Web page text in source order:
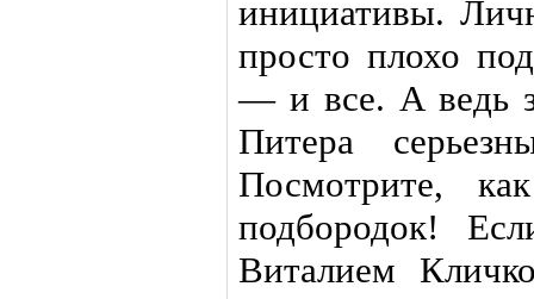
инициативы.
просто плохо
— и все. А ведь
Питера
Посмотрите,
подбородок!
Виталием